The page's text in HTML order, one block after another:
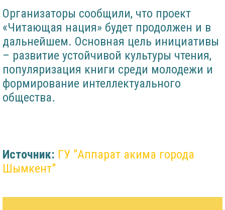
Организаторы сообщили, что проект
«Читающая нация» будет продолжен и в
дальнейшем. Основная цель инициативы
– развитие устойчивой культуры чтения,
популяризация книги среди молодежи и
формирование интеллектуального
общества.
Источник: ​ГУ "Аппарат акима города
Шымкент"